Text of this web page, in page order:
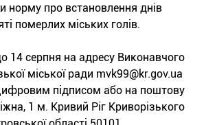
норму про встановлення днів
померлих міських голів.
14 серпня на адресу Виконавчого
міської ради mvk99@kr.gov.ua
підписом або на поштову
1 м. Кривий Ріг Криворізького